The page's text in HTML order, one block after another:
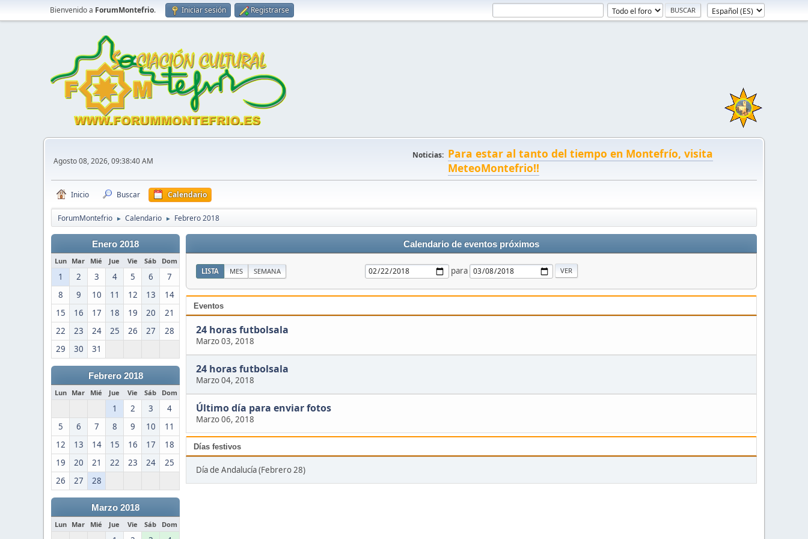
Bienvenido a ForumMontefrio. Iniciar sesión Registrarse
Agosto 08, 2026, 09:38:40 AM
Noticias: Para estar al tanto del tiempo en Montefrío, visita
MeteoMontefrio!!
Inicio Buscar Calendario
ForumMontefrio ► Calendario ► Febrero 2018
Enero 2018
Lun Mar Mié Jue Vie Sáb Dom
1 2 3 4 5 6
7
8
9 10 11 12 13
14
15
16 17 18 19 20
21
22
23 24 25 26 27
28
29
30 31
Febrero 2018
Lun Mar Mié Jue Vie Sáb Dom
1 2 3
4
5
6 7 8 9 10
11
12
13 14 15 16 17
18
19
20 21 22 23 24
25
26
27 28
Marzo 2018
Lun Mar Mié Jue Vie Sáb Dom
Calendario de eventos próximos
LISTA MES SEMANA para
Eventos
24 horas futbolsala
Marzo 03, 2018
24 horas futbolsala
Marzo 04, 2018
Último día para enviar fotos
Marzo 06, 2018
Días festivos
Día de Andalucía (Febrero 28)